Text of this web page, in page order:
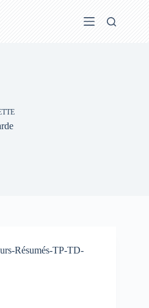
Résumés-TP-TD-